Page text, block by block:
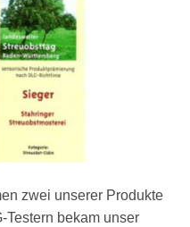
zwei unserer Produkte
Testern bekam unser